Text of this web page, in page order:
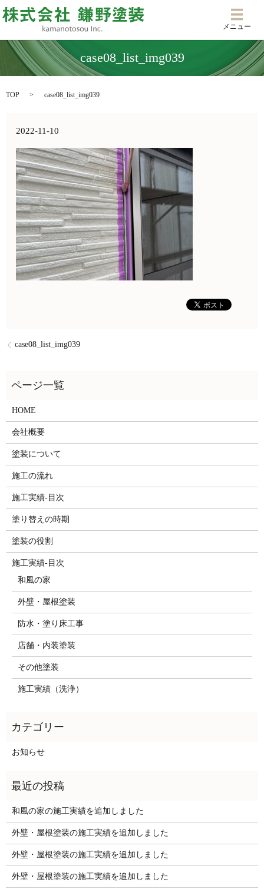
メニ
メニュー
case08_list_img039
TOP case08_list_img039
2022-11-10
case08_list_img039
HOME
会社概要
塗装について
施工の流れ
施工実績-目次
塗り替えの時期
塗装の役割
施工実績-目次
和風の家
外壁・屋根塗装
防水・塗り床工事
店舗・内装塗装
その他塗装
施工実績（洗浄）
お知らせ
和風の家の施工実績を追加しました
外壁・屋根塗装の施工実績を追加しました
外壁・屋根塗装の施工実績を追加しました
外壁・屋根塗装の施工実績を追加しました